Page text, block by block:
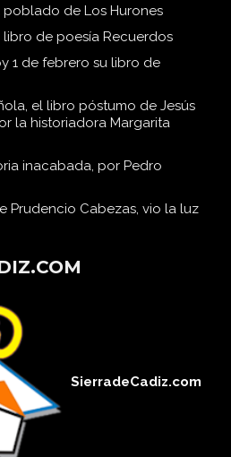
poblado de Los Hurones
libro de poesía Recuerdos
1 de febrero su libro de
el libro póstumo de Jesús
la historiadora Margarita
inacabada, por Pedro
Prudencio Cabezas, vio la luz
SierradeCadiz.com